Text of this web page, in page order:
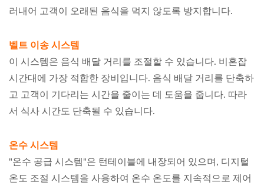
러내어 고객이 오래된 음식을 먹지 않도록 방지합니다.
벨트 이송 시스템
이 시스템은 음식 배달 거리를 조절할 수 있습니다. 비혼잡
시간대에 가장 적합한 장비입니다. 음식 배달 거리를 단축하
고 고객이 기다리는 시간을 줄이는 데 도움을 줍니다. 따라
서 식사 시간도 단축될 수 있습니다.
온수 시스템
"온수 공급 시스템"은 턴테이블에 내장되어 있으며, 디지털
온도 조절 시스템을 사용하여 온수 온도를 지속적으로 제어